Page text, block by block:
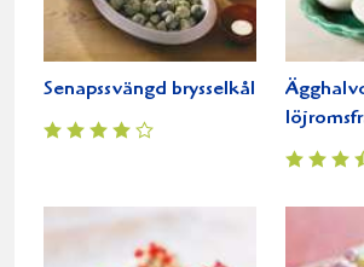
Senapssvängd brysselkål